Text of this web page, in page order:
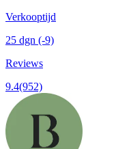
Verkooptijd
25 dgn (-9)
Reviews
9.4(952)